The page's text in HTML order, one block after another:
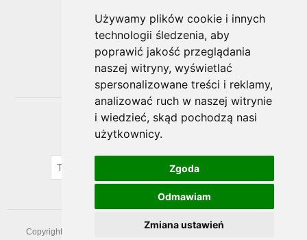
Używamy plików cookie i innych
technologii śledzenia, aby
poprawić jakość przeglądania
naszej witryny, wyświetlać
spersonalizowane treści i reklamy,
analizować ruch w naszej witrynie
i wiedzieć, skąd pochodzą nasi
użytkownicy.
Zgoda
Odmawiam
Zmiana ustawień
Śledź nas
Biuletyn
SUBSKRYBUJ
Copyright © 2026 prezentowaprzystan. Wszelkie prawa zastrzeżone.